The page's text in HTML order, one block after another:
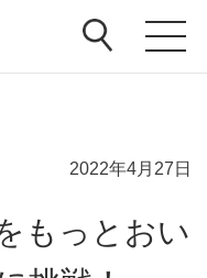
2022年4月27日
もっとおい